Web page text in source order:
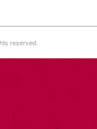
reserved.